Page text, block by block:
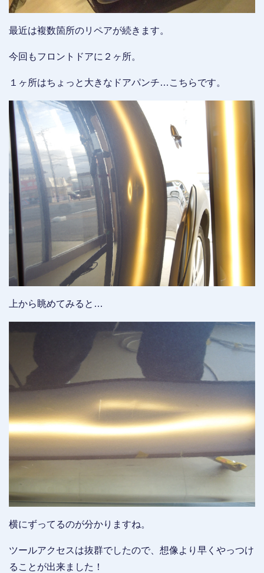
最近は複数箇所のリペアが続きます。
今回もフロントドアに２ヶ所。
１ヶ所はちょっと大きなドアパンチ…こちらです。
上から眺めてみると…
横にずってるのが分かりますね。
ツールアクセスは抜群でしたので、想像より早くやっつけ
ることが出来ました！